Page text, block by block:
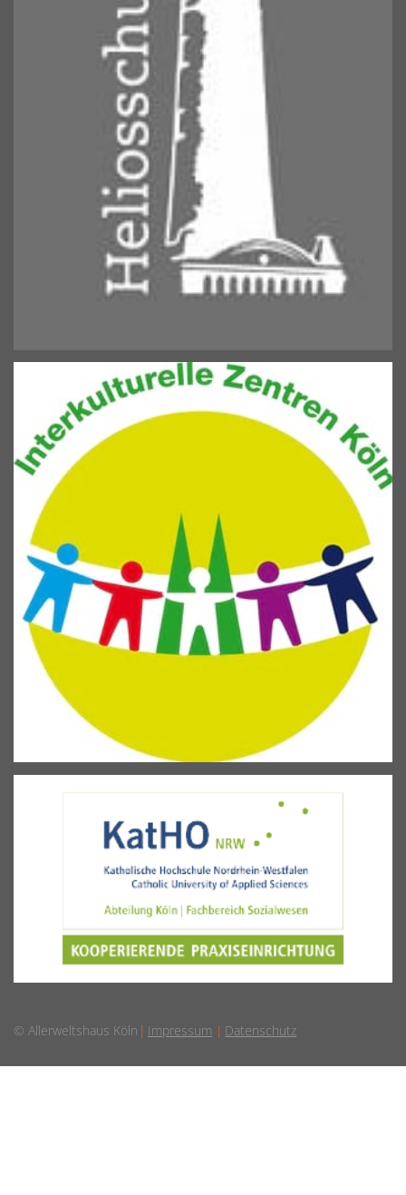
© Allerweltshaus Köln Impressum Datenschutz